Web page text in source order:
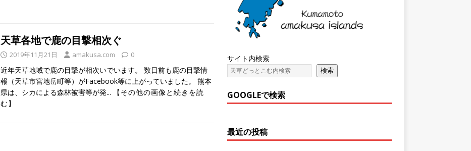
天草各地で鹿の目撃相次ぐ
2019年11月21日 amakusa.com 0
近年天草地域で鹿の目撃が相次いでいます。 数日前も鹿の目撃情
報（天草市宮地岳町等）がFacebook等に上がっていました。 熊本
県は、シカによる森林被害等が発...
【その他の画像と続きを読
む】
サイト内検索
検索
GOOGLEで検索
最近の投稿